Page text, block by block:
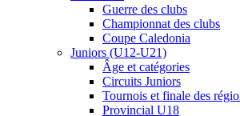
Guerre des clubs
Championnat des clubs
Coupe Caledonia
Juniors (U12-U21)
Âge et catégories
Circuits Juniors
Tournois et finale des
Provincial U18